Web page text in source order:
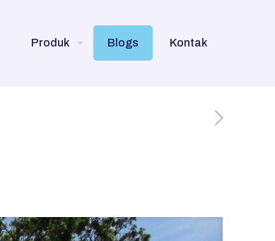
Produk Blogs Kontak